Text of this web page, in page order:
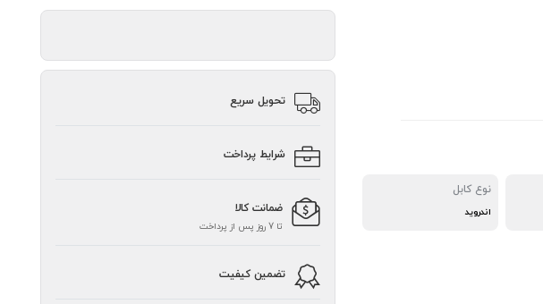
نوع کابل
اندروید
تحویل سریع
شرایط پرداخت
ضمانت کالا
تا 7 روز پس از پرداخت
تضمین کیفیت